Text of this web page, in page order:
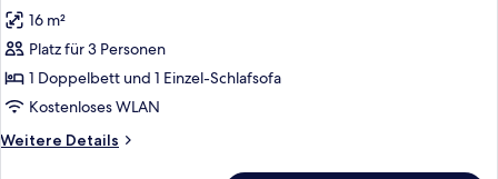
für
Comfort-
Dreibettzimmer,
Meerblick
anzeigen
16 m²
Platz für 3 Personen
1 Doppelbett und 1 Einzel-Schlafsofa
Kostenloses WLAN
Weitere Details
Weitere